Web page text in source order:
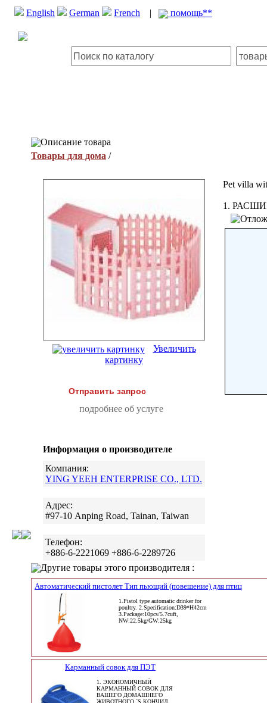
English German French | помощь**
Описание товара
Товары для дома /
Увеличить
картинку
Отправить запрос
подробнее об услуге
Информация о производителе
Компания:
YING YEEH ENTERPRISE CO., LTD.
Адрес:
#97-10 Anping Road, Tainan, Taiwan
Телефон:
+886-6-2221069 +886-6-2289726
Pet villa
1.
Другие товары этого производителя :
Автоматический пистолет Тип пьющий (повешение) для птиц
1.Pistol type automatic drinker for
poultry. 2.Specification:D39*H42cm
3.Package:10pcs/5.7cuft,
NW:22.5kg/GW:25kg
Карманный совок для ПЭТ
1. ЭКОНОМИЧНЫЙ
КАРМАННЫЙ СОВОК ДЛЯ
ВАШЕГО ДОМАШНЕГО
ЖИВОТНОГО `S КОНЧИЛ.